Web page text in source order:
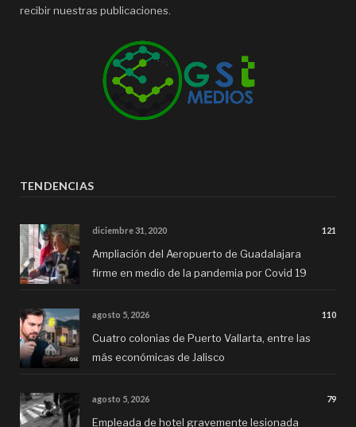
recibir nuestras publicaciones.
TENDENCIAS
diciembre 31, 2020 121
Ampliación del Aeropuerto de Guadalajara
firme en medio de la pandemia por Covid 19
agosto 5, 2026 110
Cuatro colonias de Puerto Vallarta, entre las
más económicas de Jalisco
agosto 5, 2026 79
Empleada de hotel gravemente lesionada